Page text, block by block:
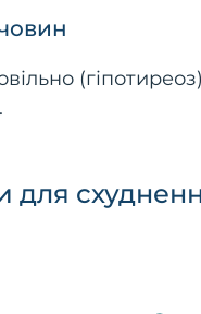
для